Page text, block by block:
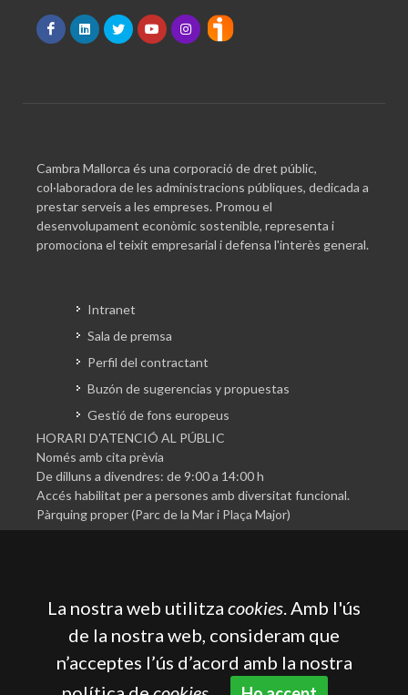
Cambra Mallorca és una corporació de dret públic,
col·laboradora de les administracions públiques, dedicada a
prestar serveis a les empreses. Promou el
desenvolupament econòmic sostenible, representa i
promociona el teixit empresarial i defensa l'interès general.
Intranet
Sala de premsa
Perfil del contractant
Buzón de sugerencias y propuestas
Gestió de fons europeus
HORARI D'ATENCIÓ AL PÚBLIC
Només amb cita prèvia
De dilluns a divendres: de 9:00 a 14:00 h
Accés habilitat per a persones amb diversitat funcional.
Pàrquing proper (Parc de la Mar i Plaça Major)
Cambra Oficial de Comerç, Indústria, Serveis i Navegació
de Mallorca
La nostra web utilitza cookies. Amb l'ús
de la nostra web, consideram que
n’acceptes l’ús d’acord amb la nostra